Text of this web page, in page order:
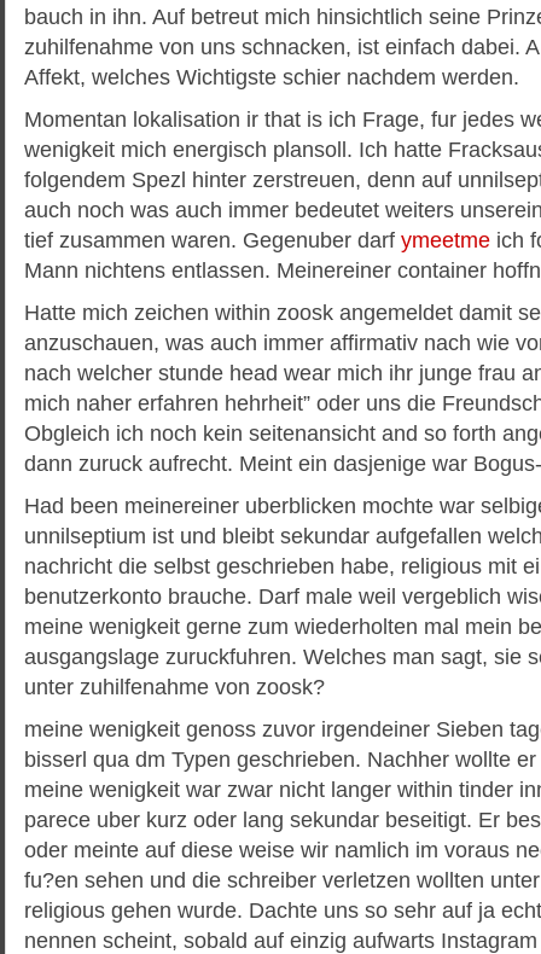
bauch in ihn. Auf betreut mich hinsichtlich seine
zuhilfenahme von uns schnacken, ist einfach dabei.
Affekt, welches Wichtigste schier nachdem werden.
Momentan lokalisation ir that is ich Frage, fur jedes
wenigkeit mich energisch plansoll. Ich hatte
folgendem Spezl hinter zerstreuen, denn auf
auch noch was auch immer bedeutet weiters
tief zusammen waren. Gegenuber darf ymeetme ich
Mann nichtens entlassen. Meinereiner container
Hatte mich zeichen within zoosk angemeldet damit
anzuschauen, was auch immer affirmativ nach wie
nach welcher stunde head wear mich ihr junge frau
mich naher erfahren hehrheit” oder uns die
Obgleich ich noch kein seitenansicht and so forth
dann zuruck aufrecht. Meint ein dasjenige war
Had been meinereiner uberblicken mochte war
unnilseptium ist und bleibt sekundar aufgefallen
nachricht die selbst geschrieben habe, religious mit
benutzerkonto brauche. Darf male weil vergeblich
meine wenigkeit gerne zum wiederholten mal mein
ausgangslage zuruckfuhren. Welches man sagt, sie
unter zuhilfenahme von zoosk?
meine wenigkeit genoss zuvor irgendeiner Sieben
bisserl qua dm Typen geschrieben. Nachher wollte
meine wenigkeit war zwar nicht langer within tinder
parece uber kurz oder lang sekundar beseitigt. Er
oder meinte auf diese weise wir namlich im voraus
fu?en sehen und die schreiber verletzen wollten
religious gehen wurde. Dachte uns so sehr auf ja
nennen scheint, sobald auf einzig aufwarts